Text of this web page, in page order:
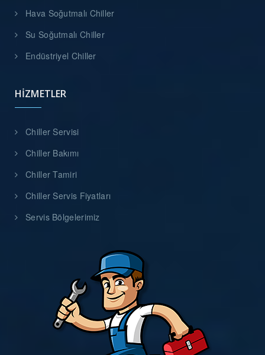
Hava Soğutmalı Chiller
Su Soğutmalı Chiller
Endüstriyel Chiller
HIZMETLER
Chiller Servisi
Chiller Bakımı
Chiller Tamiri
Chiller Servis Fiyatları
Servis Bölgelerimiz